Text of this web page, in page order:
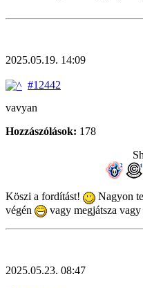
2025.05.19. 14:09
#12442
vavyan
Hozzászólások: 178
Köszi a fordítást!
Nagyon
végén
vagy megjátsza
2025.05.23. 08:47